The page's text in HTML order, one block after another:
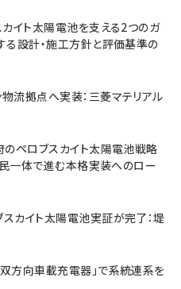
イト太陽電池を支える2つのガ
設計・施工方針と評価基準の
流拠点へ実装：三菱マテリアル
のペロブスカイト太陽電池戦略
一体で進む本格実装へのロー
スカイト太陽電池実証が完了：堤
方向車載充電器」で系統連系を